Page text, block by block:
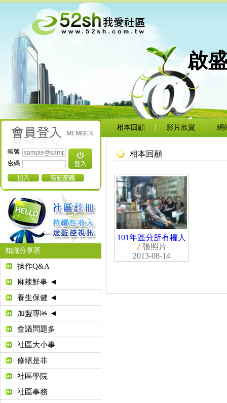
啟
帳號
密碼
知識分享區
操作Q&A
麻辣鮮事 ◄
養生保健 ◄
加盟專區 ◄
會議問題多
社區大小事
修繕是非
社區學院
社區事務
相本回顧 影片欣賞 網
相本回顧
101年區分所有權人
會議
2 張照片
2013-08-14